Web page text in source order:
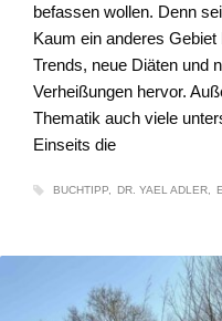
befassen wollen. Denn
Kaum ein anderes
Trends, neue Diäten und
Verheißungen hervor.
Thematik auch viele
Einseits die
BUCHTIPP DR. YAEL ADLER